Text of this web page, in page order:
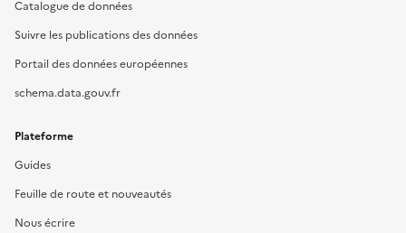
Catalogue de données
Suivre les publications des données
Portail des données européennes
schema.data.gouv.fr
Plateforme
Guides
Feuille de route et nouveautés
Nous écrire